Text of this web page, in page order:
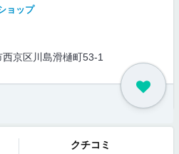
ョップ
京区川島滑樋町53-1
クチコミ